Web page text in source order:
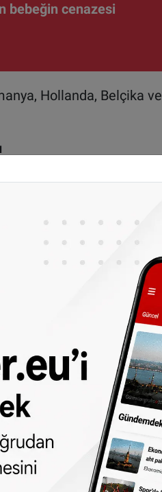
bebeğin cenazesi
Hollanda, Belçika ve
ülkelerde uygulanan